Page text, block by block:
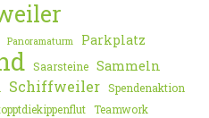
Panoramaturm Parkplatz
Saarsteine Sammeln
Schiffweiler Spendenaktion
Teamwork